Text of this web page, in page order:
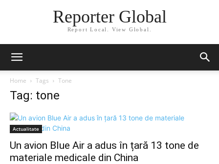
Reporter Global
Report Local. View Global.
Home Tags Tone
Tag: tone
Actualitate
Un avion Blue Air a adus în țară 13 tone de
materiale medicale din China